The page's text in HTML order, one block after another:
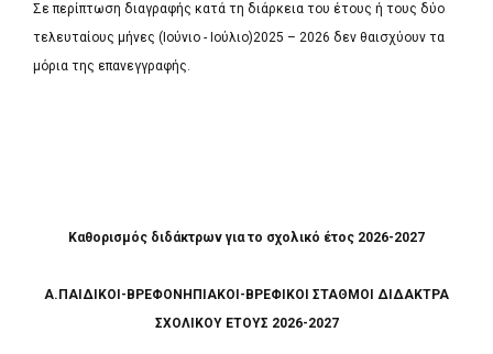
Σε περίπτωση διαγραφής κατά τη διάρκεια του έτους ή τους δύο
τελευταίους μήνες (Ιούνιο - Ιούλιο)2025 – 2026 δεν θαισχύουν τα
μόρια της επανεγγραφής.
Καθορισµός διδάκτρων για το σχολικό έτος 2026-2027
Α.ΠΑΙΔΙΚΟΙ-ΒΡΕΦΟΝΗΠΙΑΚΟΙ-ΒΡΕΦΙΚΟΙ ΣΤΑΘΜΟΙ ΔΙΔΑΚΤΡΑ
ΣΧΟΛΙΚΟΥ ΕΤΟΥΣ 2026-2027